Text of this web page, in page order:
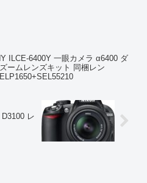
ILCE-6400Y 一眼カメラ α6400 ダ
ームレンズキット 同梱レン
レ